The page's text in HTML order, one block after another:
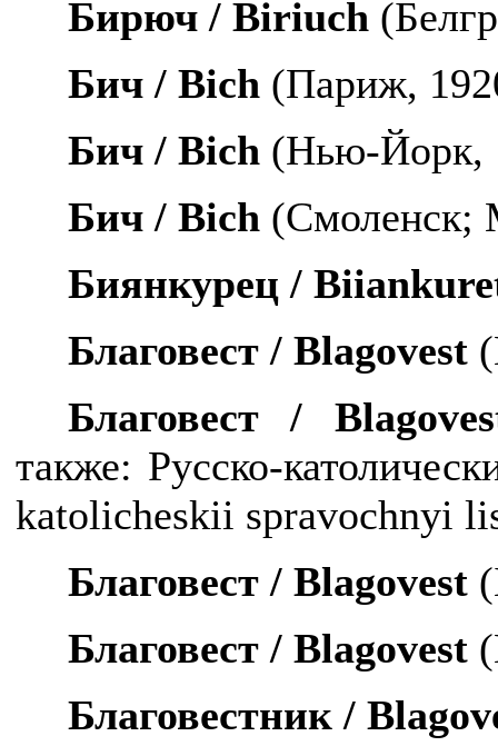
Бирюч /Biriuch
Бич /Bich (Париж,
Бич /Bich (Нью-Йорк,
Бич /Bich (Смоленск;
Биянкурец /
Благовест /Blagovest
Благовест /
также: Русско-
katolicheskii spravochnyi
Благовест /Blagovest
Благовест /Blagovest
Благовестник /